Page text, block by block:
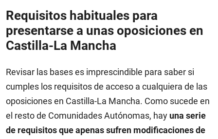
Requisitos habituales para
presentarse a unas oposiciones en
Castilla-La Mancha
Revisar las bases es imprescindible para saber si
cumples los requisitos de acceso a cualquiera de las
oposiciones en Castilla-La Mancha. Como sucede en
el resto de Comunidades Autónomas, hay una serie
de requisitos que apenas sufren modificaciones de